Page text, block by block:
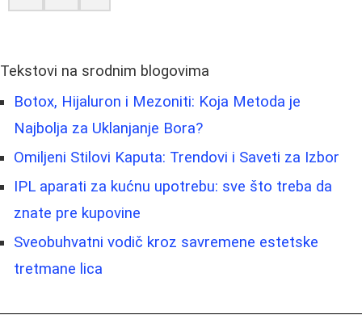
Tekstovi na srodnim blogovima
Botox, Hijaluron i Mezoniti: Koja Metoda je
Najbolja za Uklanjanje Bora?
Omiljeni Stilovi Kaputa: Trendovi i Saveti za Izbor
IPL aparati za kućnu upotrebu: sve što treba da
znate pre kupovine
Sveobuhvatni vodič kroz savremene estetske
tretmane lica